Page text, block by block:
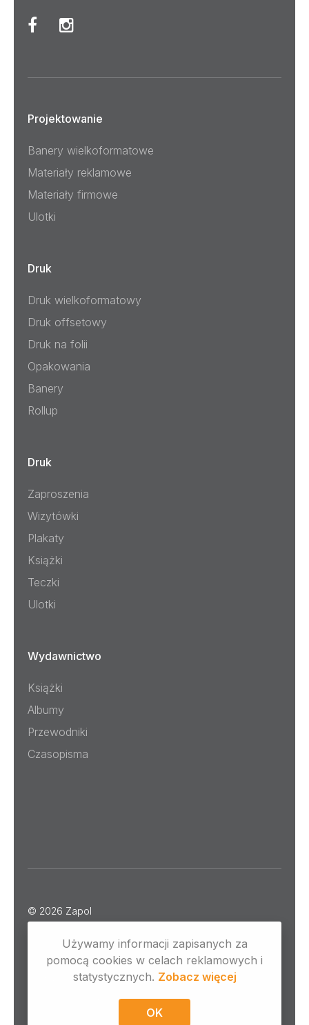
Projektowanie
Banery wielkoformatowe
Materiały reklamowe
Materiały firmowe
Ulotki
Druk
Druk wielkoformatowy
Druk offsetowy
Druk na folii
Opakowania
Banery
Rollup
Druk
Zaproszenia
Wizytówki
Plakaty
Książki
Teczki
Ulotki
Wydawnictwo
Książki
Albumy
Przewodniki
Czasopisma
© 2026 Zapol
Polityka prywatności / RODO / Pliki cookies
Używamy informacji zapisanych za
pomocą cookies w celach reklamowych i
statystycznych. Zobacz więcej
OK